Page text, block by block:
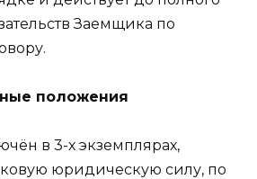
Заемщика по
положения
в 3-х экземплярах,
юридическую силу, по